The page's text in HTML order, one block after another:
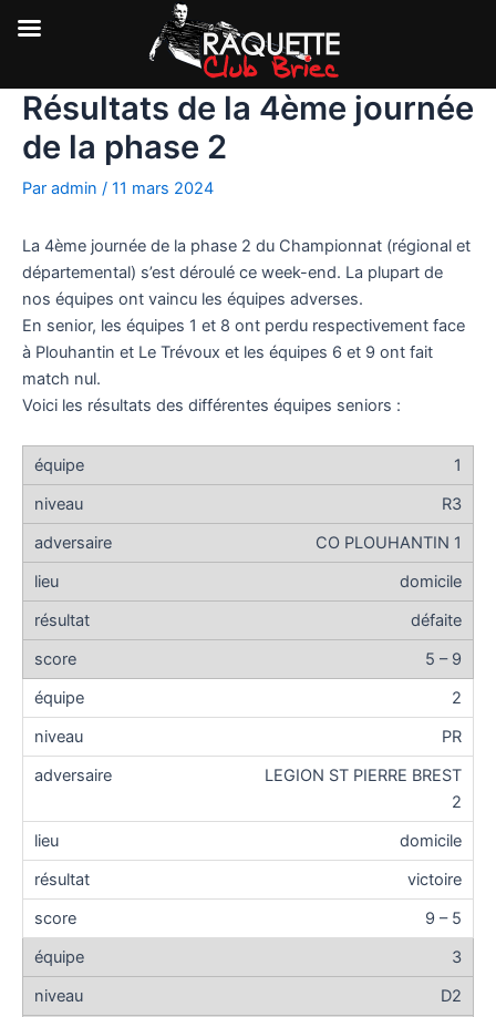
Aller
contenu
Résultats de la 4ème journée
de la phase 2
Par admin / 11 mars 2024
La 4ème journée de la phase 2 du Championnat (régional et
départemental) s’est déroulé ce week-end. La plupart de
nos équipes ont vaincu les équipes adverses.
En senior, les équipes 1 et 8 ont perdu respectivement face
à Plouhantin et Le Trévoux et les équipes 6 et 9 ont fait
match nul.
Voici les résultats des différentes équipes seniors :
1
R3
CO PLOUHANTIN 1
domicile
défaite
5 – 9
2
PR
LEGION ST PIERRE BREST
2
domicile
victoire
9 – 5
3
D2